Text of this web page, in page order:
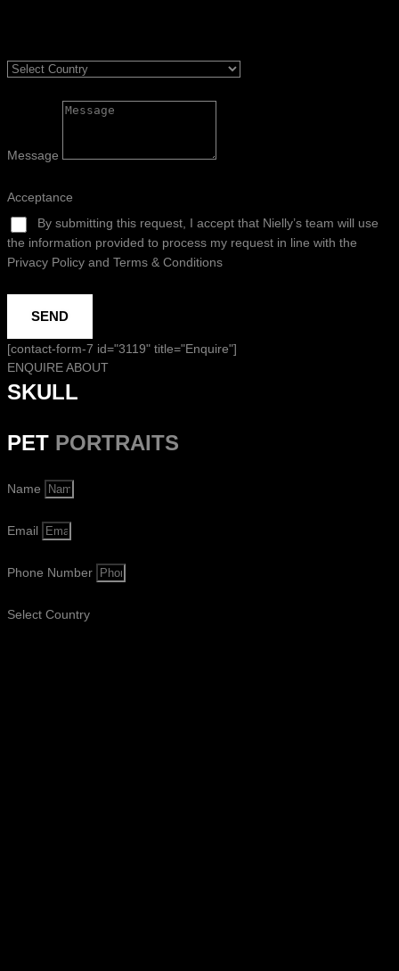
Message
Acceptance
By submitting this request, I accept that Nielly’s team will use
the information provided to process my request in line with the
Privacy Policy and Terms & Conditions
SEND
[contact-form-7 id="3119" title="Enquire"]
ENQUIRE ABOUT
SKULL
PET PORTRAITS
Name
Email
Phone Number
Select Country